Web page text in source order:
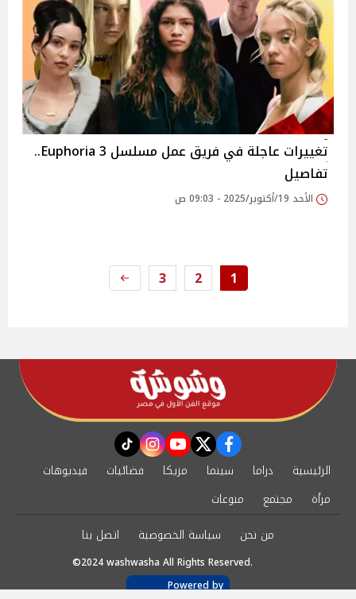
تغييرات عاجلة في فريق عمل مسلسل 3 Euphoria..
تفاصيل
الأحد 19/أكتوبر/2025 - 09:03 ص
1
2
3
facebook
twitter
youtube
instagram
tiktok
الرئيسية دراما سينما مزيكا فضائيات
فيديوهات
مرأة
مجتمع
منوعات
من نحن
سياسة الخصوصية اتصل بنا
©2024 washwasha All Rights Reserved.
Powered by